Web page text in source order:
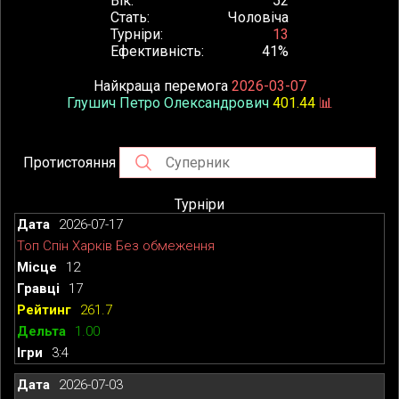
Стать
Чоловіча
Турніри
13
Ефективність
41%
Найкраща перемога 2026-03-07
Глушич Петро Олександрович 401.44 📊
Протистояння
Турніри
2026-07-17
Топ Спін Харків Без обмеження
12
17
261.7
1.00
3:4
2026-07-03